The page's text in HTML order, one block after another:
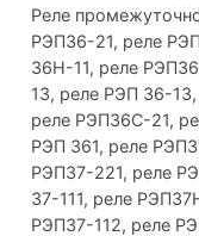
Реле
РЭП36-21, реле
36Н-11, реле
13, реле РЭП 36-
реле РЭП36С-21,
РЭП 361, реле
РЭП37-221, реле
37-111, реле
РЭП37-112, реле